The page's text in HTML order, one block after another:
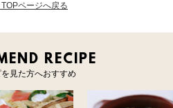
ページへ戻る
RECIPE
見た方へおすすめ